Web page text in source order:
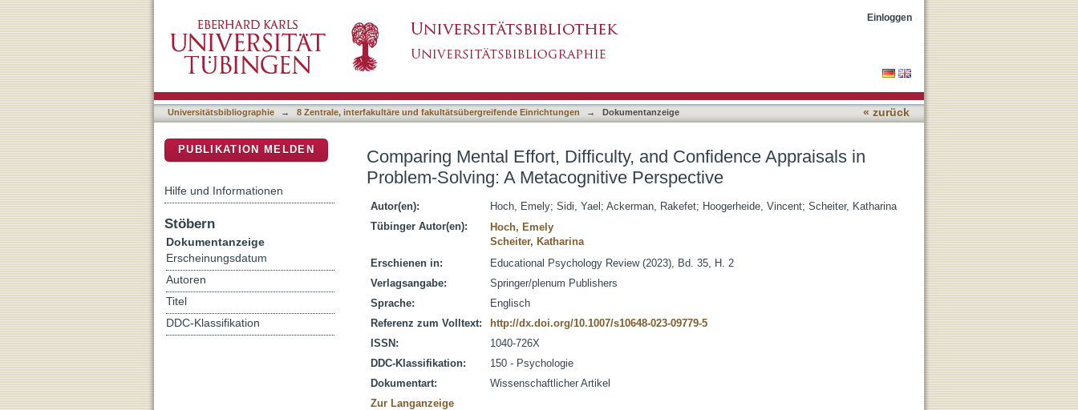
Metacognitive Perspective
Einloggen
Universitätsbibliographie → 8 Zentrale, interfakultäre und fakultätsübergreifende Einrichtungen → Dokumentanzeige « zurück
Comparing Mental Effort, Difficulty, and Confidence Appraisals in
Problem-Solving: A Metacognitive Perspective
Autor(en): Hoch, Emely; Sidi, Yael ; Ackerman, Rakefet; Hoogerheide, Vincent; Scheiter, Katharina
Tübinger Autor(en):
Hoch, Emely
Scheiter, Katharina
Erschienen in:
Educational Psychology Review (2023), Bd. 35, H. 2
Verlagsangabe:
Springer/plenum Publishers
Sprache:
Englisch
Referenz zum Volltext:
http://dx.doi.org/10.1007/s10648-023-09779-5
ISSN:
1040-726X
DDC-Klassifikation:
150 - Psychologie
Dokumentart:
Wissenschaftlicher Artikel
Zur Langanzeige
PUBLIKATION MELDEN
Hilfe und Informationen
Stöbern
Dokumentanzeige
Erscheinungsdatum
Autoren
Titel
DDC-Klassifikation